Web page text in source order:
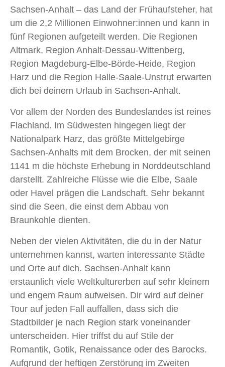
Sachsen-Anhalt – das Land der Frühaufsteher, hat
um die 2,2 Millionen Einwohner:innen und kann in
fünf Regionen aufgeteilt werden. Die Regionen
Altmark, Region Anhalt-Dessau-Wittenberg,
Region Magdeburg-Elbe-Börde-Heide, Region
Harz und die Region Halle-Saale-Unstrut erwarten
dich bei deinem Urlaub in Sachsen-Anhalt.
Vor allem der Norden des Bundeslandes ist reines
Flachland. Im Südwesten hingegen liegt der
Nationalpark Harz, das größte Mittelgebirge
Sachsen-Anhalts mit dem Brocken, der mit seinen
1141 m die höchste Erhebung in Norddeutschland
darstellt. Zahlreiche Flüsse wie die Elbe, Saale
oder Havel prägen die Landschaft. Sehr bekannt
sind die Seen, die einst dem Abbau von
Braunkohle dienten.
Neben der vielen Aktivitäten, die du in der Natur
unternehmen kannst, warten interessante Städte
und Orte auf dich. Sachsen-Anhalt kann
erstaunlich viele Weltkulturerben auf sehr kleinem
und engem Raum aufweisen. Dir wird auf deiner
Tour auf jeden Fall auffallen, dass sich die
Stadtbilder je nach Region stark voneinander
unterscheiden. Hier triffst du auf Stile der
Romantik, Gotik, Renaissance oder des Barocks.
Aufgrund der heftigen Zerstörung im Zweiten